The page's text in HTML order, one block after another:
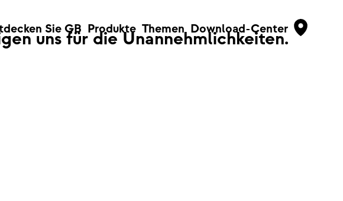
Sie GB Produkte Themen Download-Center
uns für die Unannehmlichkeiten.